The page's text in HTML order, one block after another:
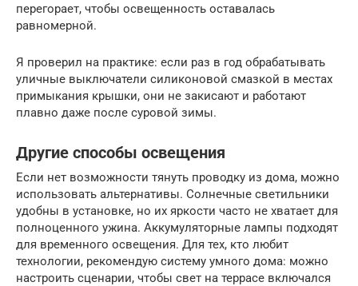
перегорает, чтобы освещенность оставалась
равномерной.
Я проверил на практике: если раз в год обрабатывать
уличные выключатели силиконовой смазкой в местах
примыкания крышки, они не закисают и работают
плавно даже после суровой зимы.
Другие способы освещения
Если нет возможности тянуть проводку из дома, можно
использовать альтернативы. Солнечные светильники
удобны в установке, но их яркости часто не хватает для
полноценного ужина. Аккумуляторные лампы подходят
для временного освещения. Для тех, кто любит
технологии, рекомендую систему умного дома: можно
настроить сценарии, чтобы свет на террасе включался